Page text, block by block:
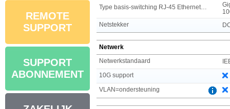
REMOTE
SUPPORT
SUPPORT
ABONNEMENT
Netstekker
Netwerk
Netwerkstandaard
10G support
VLAN=ondersteuning